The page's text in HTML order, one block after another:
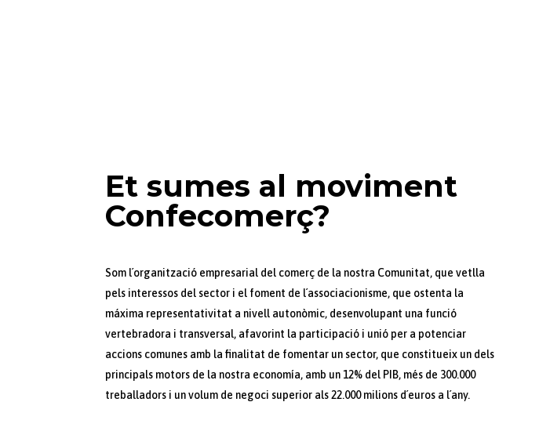
Et sumes al moviment
Confecomerç?
Som l´organització empresarial del comerç de la nostra Comunitat, que vetlla
pels interessos del sector i el foment de l´associacionisme, que ostenta la
máxima representativitat a nivell autonòmic, desenvolupant una funció
vertebradora i transversal, afavorint la participació i unió per a potenciar
accions comunes amb la finalitat de fomentar un sector, que constitueix un dels
principals motors de la nostra economía, amb un 12% del PIB, més de 300.000
treballadors i un volum de negoci superior als 22.000 milions d´euros a l´any.